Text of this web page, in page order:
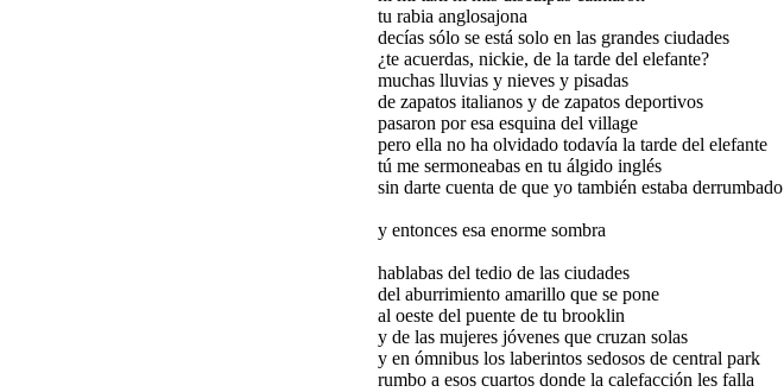
tu rabia anglosajona
decías sólo se está solo en las grandes ciudades
¿te acuerdas, nickie, de la tarde del elefante?
muchas lluvias y nieves y pisadas
de zapatos italianos y de zapatos deportivos
pasaron por esa esquina del village
pero ella no ha olvidado todavía la tarde del elefante
tú me sermoneabas en tu álgido inglés
sin darte cuenta de que yo también estaba derrumbado
y entonces esa enorme sombra
hablabas del tedio de las ciudades
del aburrimiento amarillo que se pone
al oeste del puente de tu brooklin
y de las mujeres jóvenes que cruzan solas
y en ómnibus los laberintos sedosos de central park
rumbo a esos cuartos donde la calefacción les falla